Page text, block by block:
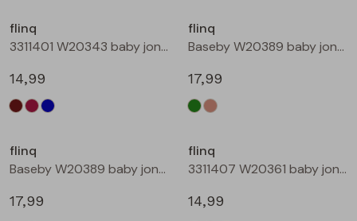
Bermuda's
flinq
3311401 W20343 baby jongens sweater Petrol
14,99
flinq
Baseby W20389 baby jongens vest Bottle
17,99
flinq
Baseby W20389 baby jongens vest Taupe
17,99
flinq
3311407 W20361 baby jongens sweater Bruin donker
14,99